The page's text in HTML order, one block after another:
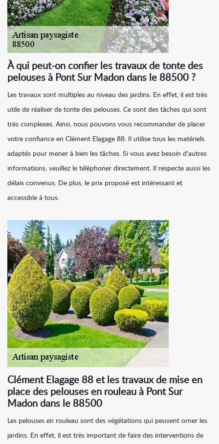
À qui peut-on confier les travaux de tonte des
pelouses à Pont Sur Madon dans le 88500 ?
Les travaux sont multiples au niveau des jardins. En effet, il est très
utile de réaliser de tonte des pelouses. Ce sont des tâches qui sont
très complexes. Ainsi, nous pouvons vous recommander de placer
votre confiance en Clément Elagage 88. Il utilise tous les matériels
adaptés pour mener à bien les tâches. Si vous avez besoin d'autres
informations, veuillez le téléphoner directement. Il respecte aussi les
délais convenus. De plus, le prix proposé est intéressant et
accessible à tous.
Clément Elagage 88 et les travaux de mise en
place des pelouses en rouleau à Pont Sur
Madon dans le 88500
Les pelouses en rouleau sont des végétations qui peuvent orner les
jardins. En effet, il est très important de faire des interventions de